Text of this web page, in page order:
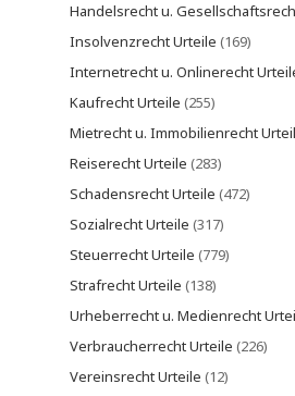
Handelsrecht u.
Insolvenzrecht Urteile (169)
Internetrecht u. Onlinerecht
Kaufrecht Urteile (255)
Mietrecht u. Immobilienrecht
Reiserecht Urteile (283)
Schadensrecht Urteile (472)
Sozialrecht Urteile (317)
Steuerrecht Urteile (779)
Strafrecht Urteile (138)
Urheberrecht u. Medienrecht
Verbraucherrecht Urteile (226)
Vereinsrecht Urteile (12)